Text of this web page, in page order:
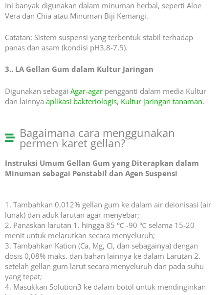
Ini banyak digunakan dalam minuman herbal, seperti Aloe
Vera dan Chia atau Minuman Biji Kemangi.
Catatan: Sistem suspensi yang terbentuk stabil terhadap
panas dan asam (kondisi pH3,8-7,5).
3.. LA Gellan Gum dalam Kultur Jaringan
Digunakan sebagai Agar-agar pengganti dalam media Kultur
dan lainnya aplikasi bakteriologis, Kultur jaringan tanaman.
Bagaimana cara menggunakan
permen karet gellan?
Instruksi Umum Gellan Gum yang Diterapkan dalam
Minuman sebagai Penstabil dan Agen Suspensi
1. Tambahkan 0,012% gellan gum ke dalam air deionisasi (air
lunak) dan aduk larutan agar menyebar;
2. Panaskan larutan 1. hingga 85 ℃ -90 ℃ selama 15-20
menit untuk melarutkan secara menyeluruh;
3. Tambahkan Kation (Ca, Mg, Cl, dan sebagainya) dengan
dosis 0,08% maks. dan bahan lainnya ke dalam Larutan 2.
setelah gellan gum larut secara menyeluruh dan pada suhu
yang tepat;
4. Masukkan Solution3 ke dalam botol untuk mendinginkan